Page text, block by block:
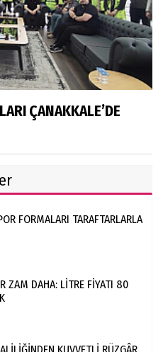
ÇANAKKALE’DE
FORMALARI TARAFTARLARLA
ZAM DAHA: LİTRE FİYATI 80
KUVVETLİ RÜZGÂR